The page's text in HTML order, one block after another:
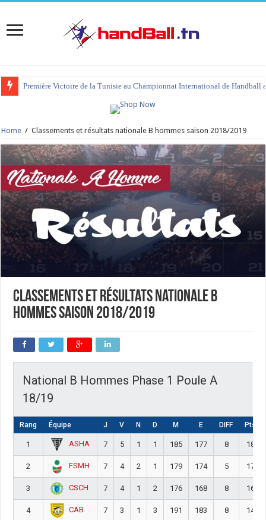
Première Victoire de la Tunisie au Championnat International de Handball
tournoi international Hammamet 2023 : programme et liste des joueurs
Home / Classements et résultats nationale B hommes saison 2018/2019
Classements et résultats nationale B
hommes saison 2018/2019
National B Hommes Phase 1 Poule A
18/19
Rang Équipe J V N D M E DIFF Pts
1 ASHA 7 5 1 1 185 177 8 18
2 FSMH 7 4 2 1 179 174 5 17
3 CSCH 7 4 1 2 176 168 8 16
4 CAB 7 3 1 3 191 183 8 14